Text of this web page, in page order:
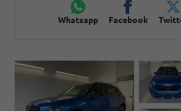
Whatsapp Facebook